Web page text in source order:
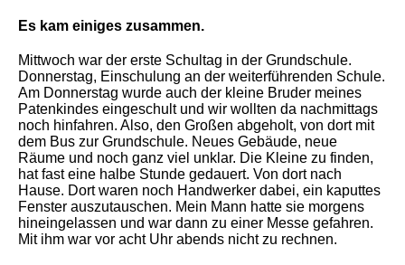
Es kam einiges zusammen.
Mittwoch war der erste Schultag in der Grundschule.
Donnerstag, Einschulung an der weiterführenden Schule.
Am Donnerstag wurde auch der kleine Bruder meines
Patenkindes eingeschult und wir wollten da nachmittags
noch hinfahren. Also, den Großen abgeholt, von dort mit
dem Bus zur Grundschule. Neues Gebäude, neue
Räume und noch ganz viel unklar. Die Kleine zu finden,
hat fast eine halbe Stunde gedauert. Von dort nach
Hause. Dort waren noch Handwerker dabei, ein kaputtes
Fenster auszutauschen. Mein Mann hatte sie morgens
hineingelassen und war dann zu einer Messe gefahren.
Mit ihm war vor acht Uhr abends nicht zu rechnen.